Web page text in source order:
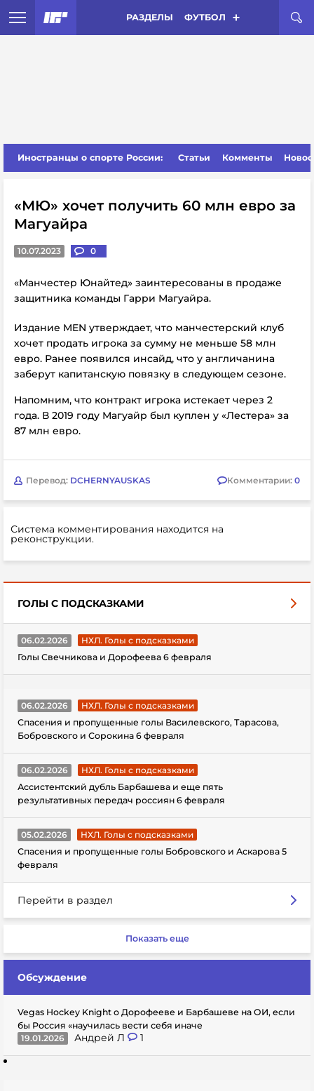
РАЗДЕЛЫ ФУТБОЛ
Иностранцы о спорте России: Статьи Комменты
«МЮ» хочет получить 60 млн евро за
Магуайра
10.07.2023 0
«Манчестер Юнайтед» заинтересованы в продаже
защитника команды Гарри Магуайра.
Издание MEN утверждает, что манчестерский клуб
хочет продать игрока за сумму не меньше 58 млн
евро. Ранее появился инсайд, что у англичанина
заберут капитанскую повязку в следующем сезоне.
Напомним, что контракт игрока истекает через 2
года. В 2019 году Магуайр был куплен у «Лестера» за
87 млн евро.
Перевод: DCHERNYAUSKAS Комментарии: 0
Система комментирования находится на
реконструкции.
ГОЛЫ С ПОДСКАЗКАМИ
06.02.2026
НХЛ. Голы с подсказками
Голы Свечникова и Дорофеева 6 февраля
06.02.2026
НХЛ. Голы с подсказками
Спасения и пропущенные голы Василевского, Тарасова,
Бобровского и Сорокина 6 февраля
06.02.2026
НХЛ. Голы с подсказками
Ассистентский дубль Барбашева и еще пять
результативных передач россиян 6 февраля
05.02.2026
НХЛ. Голы с подсказками
Спасения и пропущенные голы Бобровского и Аскарова 5
февраля
Перейти в раздел
Показать еще
Обсуждение
Vegas Hockey Knight о Дорофееве и Барбашеве на ОИ, если
бы Россия «научилась вести себя иначе
19.01.2026
Андрей Л 1